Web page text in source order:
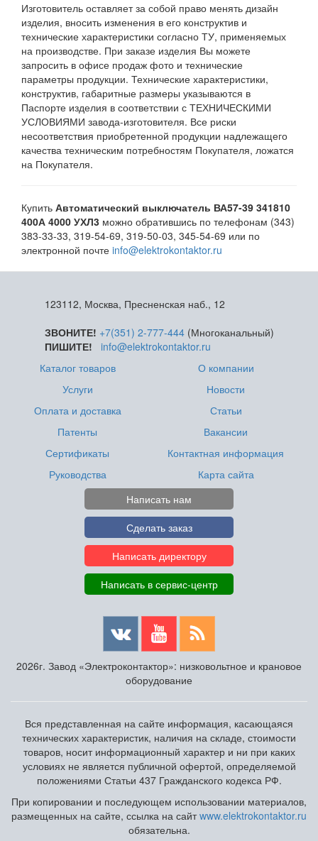
Изготовитель оставляет за собой право менять дизайн
изделия, вносить изменения в его конструктив и
технические характеристики согласно ТУ, применяемых
на производстве. При заказе изделия Вы можете
запросить в офисе продаж фото и технические
параметры продукции. Технические характеристики,
конструктив, габаритные размеры указываются в
Паспорте изделия в соответствии с ТЕХНИЧЕСКИМИ
УСЛОВИЯМИ завода-изготовителя. Все риски
несоответствия приобретенной продукции надлежащего
качества техническим потребностям Покупателя, ложатся
на Покупателя.
Купить Автоматический выключатель ВА57-39 341810
400А 4000 УХЛ3 можно обратившись по телефонам (343)
383-33-33, 319-54-69, 319-50-03, 345-54-69 или по
электронной почте info@elektrokontaktor.ru
123112, Москва, Пресненская наб., 12
ЗВОНИТЕ! +7(351) 2-777-444(Многоканальный)
ПИШИТЕ!
info@elektrokontaktor.ru
Каталог товаров
Услуги
Оплата и доставка
Патенты
Сертификаты
Руководства
О компании
Новости
Статьи
Вакансии
Контактная информация
Карта сайта
Написать нам
Сделать заказ
Написать директору
Написать в сервис-центр
2026г. Завод «Электроконтактор»: низковольтное и крановое
оборудование
Вся представленная на сайте информация, касающаяся
технических характеристик, наличия на складе, стоимости
товаров, носит информационный характер и ни при каких
условиях не является публичной офертой, определяемой
положениями Статьи 437 Гражданского кодекса РФ.
При копировании и последующем использовании материалов,
размещенных на сайте, ссылка на сайтwww.elektrokontaktor.ru
обязательна.